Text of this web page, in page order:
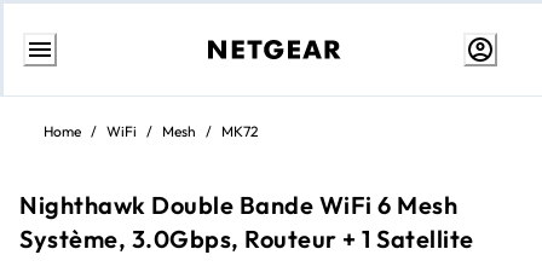
Aller
contenu
Home / WiFi / Mesh / MK72
Nighthawk Double Bande WiFi 6 Mesh
Système, 3.0Gbps, Routeur + 1 Satellite